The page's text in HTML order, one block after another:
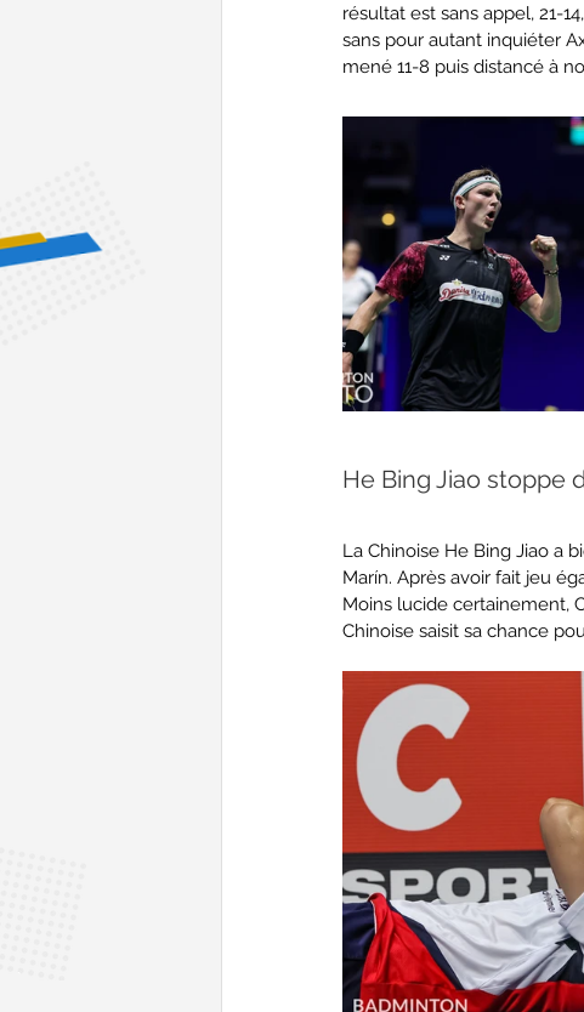
résultat est sans appel, 21-
sans pour autant inquiéter
mené 11-8 puis distancé à
He Bing Jiao stoppe
La Chinoise He Bing Jiao a
Marín. Après avoir fait jeu
Moins lucide certainement,
Chinoise saisit sa chance